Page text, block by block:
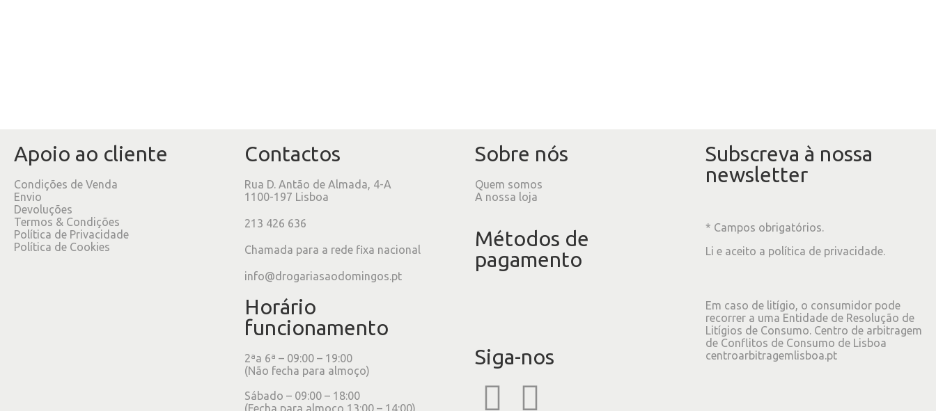
Apoio ao cliente
Condições de Venda
Envio
Devoluções
Termos & Condições
Política de Privacidade
Política de Cookies
Contactos
Rua D. Antão de Almada, 4-A
1100-197 Lisboa
213 426 636
Chamada para a rede fixa nacional
info@drogariasaodomingos.pt
Horário
funcionamento
2ªa 6ª – 09:00 – 19:00
(Não fecha para almoço)
Sábado – 09:00 – 18:00
(Fecha para almoço 13:00 – 14:00)
Sobre nós
Quem somos
A nossa loja
Métodos de
pagamento
Siga-nos
Subscreva à nossa
newsletter
* Campos obrigatórios.
Li e aceito a política de privacidade.
Em caso de litígio, o consumidor pode
recorrer a uma Entidade de Resolução de
Litígios de Consumo. Centro de arbitragem
de Conflitos de Consumo de Lisboa
centroarbitragemlisboa.pt